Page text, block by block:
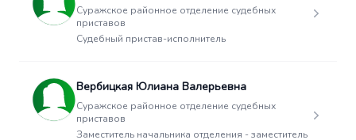
Суражское районное отделение судебных
приставов
Судебный пристав-исполнитель
Вербицкая Юлиана Валерьевна
Суражское районное отделение судебных
приставов
Заместитель начальника отделения - заместитель